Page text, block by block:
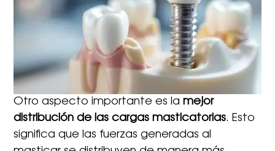
Otro aspecto importante es lamejor
distribución de las cargas masticatorias. Esto
significa que las fuerzas generadas al